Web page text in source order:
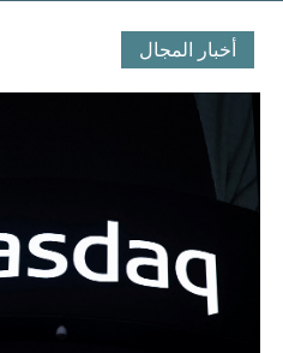
أخبار المجال